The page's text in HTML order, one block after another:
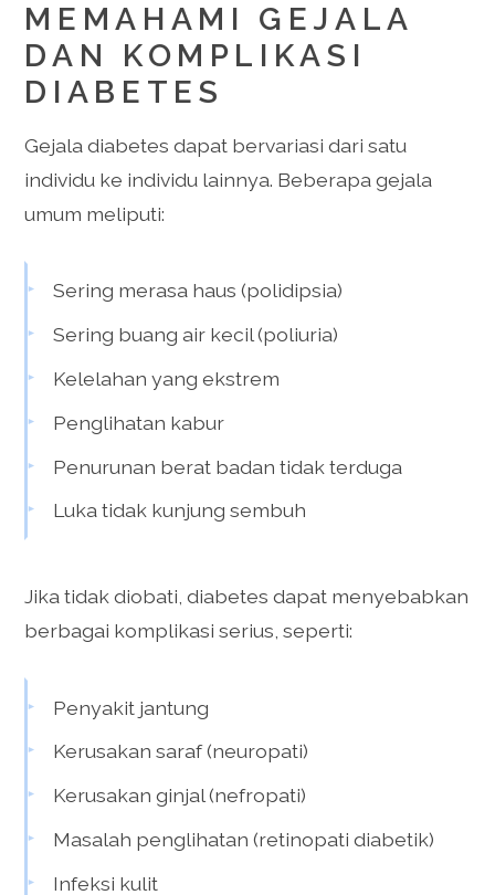
MEMAHAMI GEJALA
DAN KOMPLIKASI
DIABETES
Gejala diabetes dapat bervariasi dari satu
individu ke individu lainnya. Beberapa gejala
umum meliputi:
Sering merasa haus (polidipsia)
Sering buang air kecil (poliuria)
Kelelahan yang ekstrem
Penglihatan kabur
Penurunan berat badan tidak terduga
Luka tidak kunjung sembuh
Jika tidak diobati, diabetes dapat menyebabkan
berbagai komplikasi serius, seperti:
Penyakit jantung
Kerusakan saraf (neuropati)
Kerusakan ginjal (nefropati)
Masalah penglihatan (retinopati diabetik)
Infeksi kulit